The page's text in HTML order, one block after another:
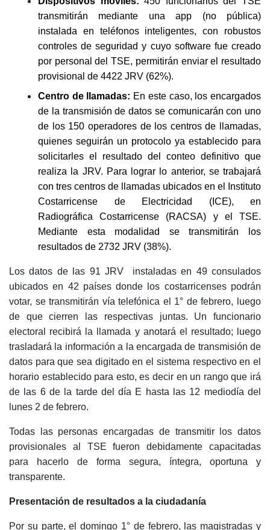
transmitirán mediante una app (no pública)
instalada en teléfonos inteligentes, con robustos
controles de seguridad y cuyo software fue creado
por personal del TSE, permitirán enviar el resultado
provisional de 4422 JRV (62%).
Centro de llamadas: En este caso, los encargados
de la transmisión de datos se comunicarán con uno
de los 150 operadores de los centros de llamadas,
quienes seguirán un protocolo ya establecido para
solicitarles el resultado del conteo definitivo que
realiza la JRV. Para lograr lo anterior, se trabajará
con tres centros de llamadas ubicados en el Instituto
Costarricense de Electricidad (ICE), en
Radiográfica Costarricense (RACSA) y el TSE.
Mediante esta modalidad se transmitirán los
resultados de 2732 JRV (38%).
Los datos de las 91 JRV instaladas en 49 consulados
ubicados en 42 países donde los costarricenses podrán
votar, se transmitirán vía telefónica el 1° de febrero, luego
de que cierren las respectivas juntas. Un funcionario
electoral recibirá la llamada y anotará el resultado; luego
trasladará la información a la encargada de transmisión de
datos para que sea digitado en el sistema respectivo en el
horario establecido para esto, es decir en un rango que irá
de las 6 de la tarde del día E hasta las 12 mediodía del
lunes 2 de febrero.
Todas las personas encargadas de transmitir los datos
provisionales al TSE fueron debidamente capacitadas
para hacerlo de forma segura, íntegra, oportuna y
transparente.
Presentación de resultados a la ciudadanía
Por su parte, el domingo 1° de febrero, las magistradas y